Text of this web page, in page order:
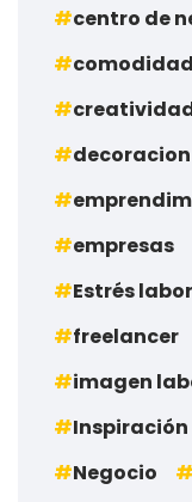
centro de
comodidad
decoracion
empresas
Estrés
freelancer
imagen
Inspiración
Negocio